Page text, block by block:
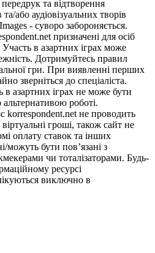
та відтворення
або аудіовізуальних творів
- суворо забороняється.
призначені для осіб
в азартних іграх може
Дотримуйтесь правил
гри. При виявленні перших
зверніться до спеціаліста.
азартних іграх не може бути
роботі.
korrespondent.net не проводить
гроші, також сайт не
оплату ставок та інших
можуть бути пов’язані з
чи тоталізаторами. Будь-
ресурсі
виключно в